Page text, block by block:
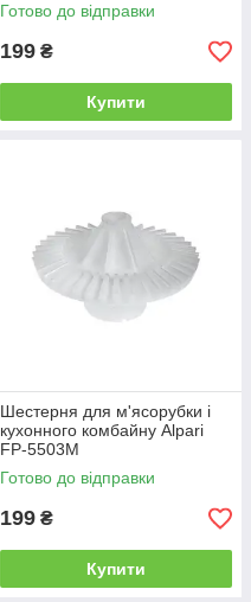
Готово до відправки
199 ₴
Купити
Шестерня для м'ясорубки і
кухонного комбайну Alpari
FP-5503M
Готово до відправки
199 ₴
Купити